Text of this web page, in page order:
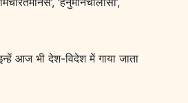
आज भी देश-विदेश में गाया जाता